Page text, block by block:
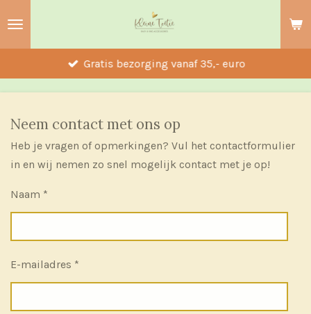
hoofdinhoud
Gratis bezorging vanaf 35,- euro
Neem contact met ons op
Heb je vragen of opmerkingen? Vul het contactformulier
in en wij nemen zo snel mogelijk contact met je op!
Naam *
E-mailadres *